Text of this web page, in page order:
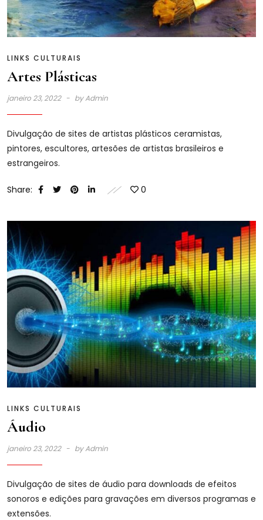
LINKS CULTURAIS
Artes Plásticas
janeiro 23, 2022 byAdmin
Divulgação de sites de artistas plásticos ceramistas,
pintores, escultores, artesões de artistas brasileiros e
estrangeiros.
Share: 0
LINKS CULTURAIS
Áudio
janeiro 23, 2022 byAdmin
Divulgação de sites de áudio para downloads de efeitos
sonoros e edições para gravações em diversos programas e
extensões.